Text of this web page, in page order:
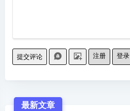
提交评论 注册 登录
最新文章